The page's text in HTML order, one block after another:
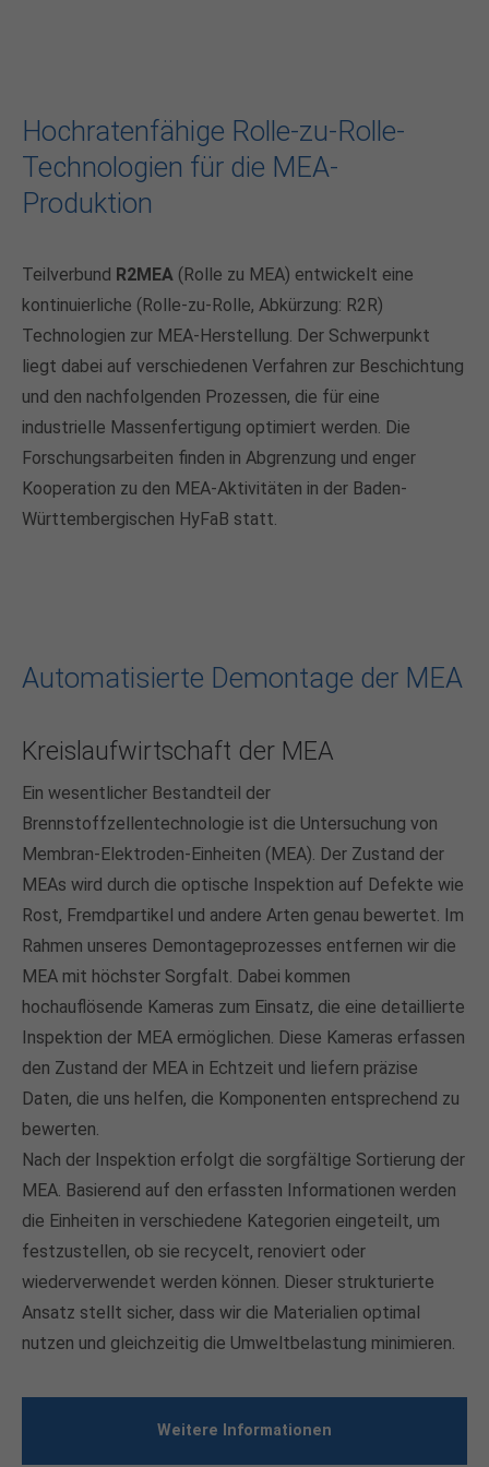
Lorem ipsum dolor sit amet, consectetuer
adipiscing elit.
Aenean commodo ligula eget dolor. Aenean massa.
Cum sociis natoque penatibus et magnis dis
quam felis, ultricies nec.
Hochratenfähige Rolle-zu-Rolle-
Technologien für die MEA-
Produktion
Teilverbund R2MEA (Rolle zu MEA) entwickelt eine
kontinuierliche (Rolle-zu-Rolle, Abkürzung: R2R)
Technologien zur MEA-Herstellung. Der Schwerpunkt
liegt dabei auf verschiedenen Verfahren zur Beschichtung
und den nachfolgenden Prozessen, die für eine
industrielle Massenfertigung optimiert werden. Die
Forschungsarbeiten finden in Abgrenzung und enger
Kooperation zu den MEA-Aktivitäten in der Baden-
Württembergischen HyFaB statt.
Automatisierte Demontage der MEA
Kreislaufwirtschaft der MEA
Ein wesentlicher Bestandteil der
Brennstoffzellentechnologie ist die Untersuchung von
Membran-Elektroden-Einheiten (MEA). Der Zustand der
MEAs wird durch die optische Inspektion auf Defekte wie
Rost, Fremdpartikel und andere Arten genau bewertet. Im
Rahmen unseres Demontageprozesses entfernen wir die
MEA mit höchster Sorgfalt. Dabei kommen
hochauflösende Kameras zum Einsatz, die eine detaillierte
Inspektion der MEA ermöglichen. Diese Kameras erfassen
den Zustand der MEA in Echtzeit und liefern präzise
Daten, die uns helfen, die Komponenten entsprechend zu
bewerten.
Nach der Inspektion erfolgt die sorgfältige Sortierung der
MEA. Basierend auf den erfassten Informationen werden
die Einheiten in verschiedene Kategorien eingeteilt, um
festzustellen, ob sie recycelt, renoviert oder
wiederverwendet werden können. Dieser strukturierte
Ansatz stellt sicher, dass wir die Materialien optimal
nutzen und gleichzeitig die Umweltbelastung minimieren.
Weitere Informationen